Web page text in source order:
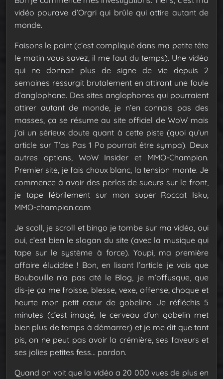
vidéo pourave d’Orgri qui brûle qui attire autant de
monde.
Faisons le point (c’est compliqué dans ma petite tête
le matin vous savez, il me faut du temps). Une vidéo
qui ne donnait plus de signe de vie depuis 2
semaines ressurgit brutalement en attirant une foule
d’anglophone. Des sites anglophones qui pourraient
attirer autant de monde, je n’en connais pas des
masses, ça se résume au site officiel de WoW mais
j’ai un sérieux doute quant à cette piste (quoi qu’un
article sur T’as Pas 1 Po pourrait être sympa). Deux
autres options, WoW Insider et MMO-Champion.
Premier site, je fais choux blanc, la tension monte. Je
commence à avoir des perles de sueurs sur le front,
je tape fébrilement sur mon super Roccat Isku,
MMO-champion.com
Je scoll, je scroll et bingo je tombe sur ma vidéo, oui
oui, c’est bien le slogan du site (avec la musique qui
tape sur le système à force). Youpi, ma première
affaire élucidée ! Bon, en lisant l’article je vois que
Boubouille n’a pas cité le Blog, je m’offusque, que
dis-je ça me froisse, blesse, vexe, offense, choque et
heurte mon petit cœur de gobeline. Je réfléchis 5
minutes (c’est imagé, le cerveau d’un gobelin met
bien plus de temps à démarrer) et je me dit que tant
pis, on ne peut pas avoir la crémière, ses faveurs et
ses jolies petites fess… pardon.
Quand on voit que la vidéo a 20 000 vues de plus en